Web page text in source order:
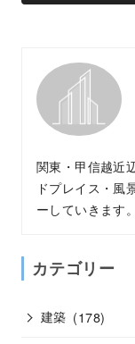
関東・甲信越近
ドプレイス・風
ーしていきます。
カテゴリー
建築 (178)